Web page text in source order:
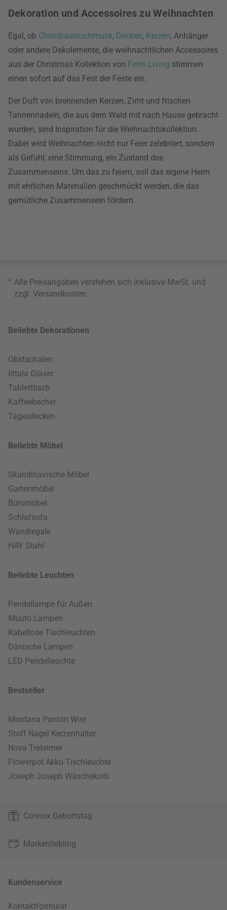
Dekoration und Accessoires zu Weihnachten
Egal, ob Christbaumschmuck, Decken, Kerzen, Anhänger
oder andere Dekolemente, die weihnachtlichen Accessoires
aus der Christmas Kollektion von Ferm Living stimmen
einen sofort auf das Fest der Feste ein.
Der Duft von brennenden Kerzen, Zimt und frischen
Tannennadeln, die aus dem Wald mit nach Hause gebracht
wurden, sind Inspiration für die Weihnachtskollektion.
Dabei wird Weihnachten nicht nur Feier zelebriert, sondern
als Gefühl, eine Stimmung, ein Zustand des
Zusammenseins. Um das zu feiern, soll das eigene Heim
mit ehrlichen Materialien geschmückt werden, die das
gemütliche Zusammensein fördern.
* Alle Preisangaben verstehen sich inklusive MwSt. und
zzgl. Versandkosten.
Beliebte Dekorationen
Obstschalen
Iittala Gläser
Tabletttisch
Kaffeebecher
Tagesdecken
Beliebte Möbel
Skandinavische Möbel
Gartenmöbel
Büromöbel
Schlafsofa
Wandregale
HAY Stuhl
Beliebte Leuchten
Pendellampe für Außen
Muuto Lampen
Kabellose Tischleuchten
Dänische Lampen
LED Pendelleuchte
Bestseller
Montana Panton Wire
Stoff Nagel Kerzenhalter
Nova Treteimer
Flowerpot Akku Tischleuchte
Joseph Joseph Wäschekorb
Connox Geburtstag
Markenliebling
Kundenservice
Kontaktformular